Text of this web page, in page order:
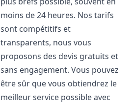
moins de 24 heures. Nos tarifs
sont compétitifs et
transparents, nous vous
proposons des devis gratuits et
sans engagement. Vous pouvez
être sûr que vous obtiendrez le
meilleur service possible avec